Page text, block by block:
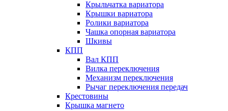
Крыльчатка вариатора
Крышки вариатора
Ролики вариатора
Чашка опорная вариатора
Шкивы
КПП
Вал КПП
Вилка переключения
Механизм переключения
Рычаг переключения передач
Крестовины
Крышка магнето